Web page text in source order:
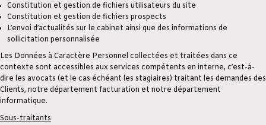
Constitution et gestion de fichiers utilisateurs du site
Constitution et gestion de fichiers prospects
L’envoi d’actualités sur le cabinet ainsi que des informations de
sollicitation personnalisée
Les Données à Caractère Personnel collectées et traitées dans ce
contexte sont accessibles aux services compétents en interne, c’est-à-
dire les avocats (et le cas échéant les stagiaires) traitant les demandes des
Clients, notre département facturation et notre département
informatique.
Sous-traitants